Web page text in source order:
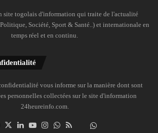
site togolais d'information qui traite de l'actualité
Société, Sport & Santé..) et internationale en
temps réel et en continu.
vous informe sur la manière dont sont
personnelles collectées sur le site d'information
24heureinfo.com.
Facebook
X LinkedinYouTubeInstagramWhatsAppDailymotion